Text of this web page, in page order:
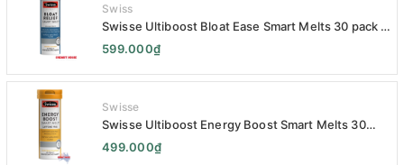
Swiss
Swisse Ultiboost Bloat Ease Smart Melts 30 pack -
Kẹo Ngậm Giảm Đầy Hơi Táo Bón Kèm Men Tiêu
Hóa - Swisse Bloat Relief Smart Melt 30 Viên
599.000₫
Swisse
Swisse Ultiboost Energy Boost Smart Melts 30
pack - Viên uống Tăng cường năng lượng tan chảy
thông minh 30 viên
499.000₫